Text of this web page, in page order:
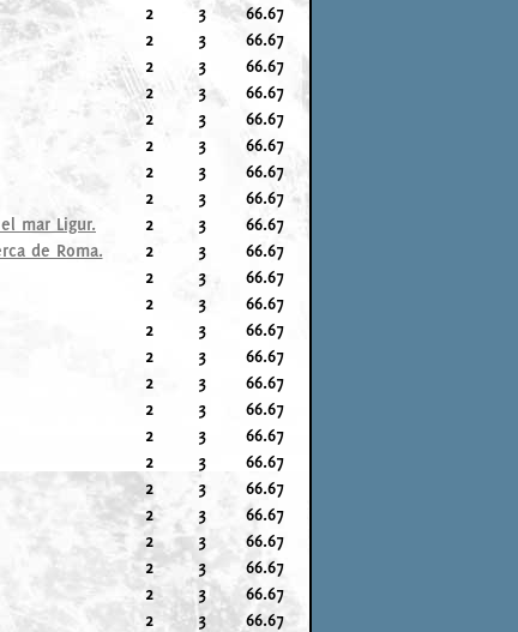
2 3
66.67
2 3
66.67
2 3
66.67
2 3
66.67
2 3
66.67
2 3
66.67
2 3
66.67
2 3
66.67
mar Ligur. 2 3
66.67
de Roma. 2 3
66.67
2 3
66.67
2 3
66.67
2 3
66.67
2 3
66.67
2 3
66.67
2 3
66.67
2 3
66.67
2 3
66.67
2 3
66.67
2 3
66.67
2 3
66.67
2 3
66.67
2 3
66.67
2 3
66.67